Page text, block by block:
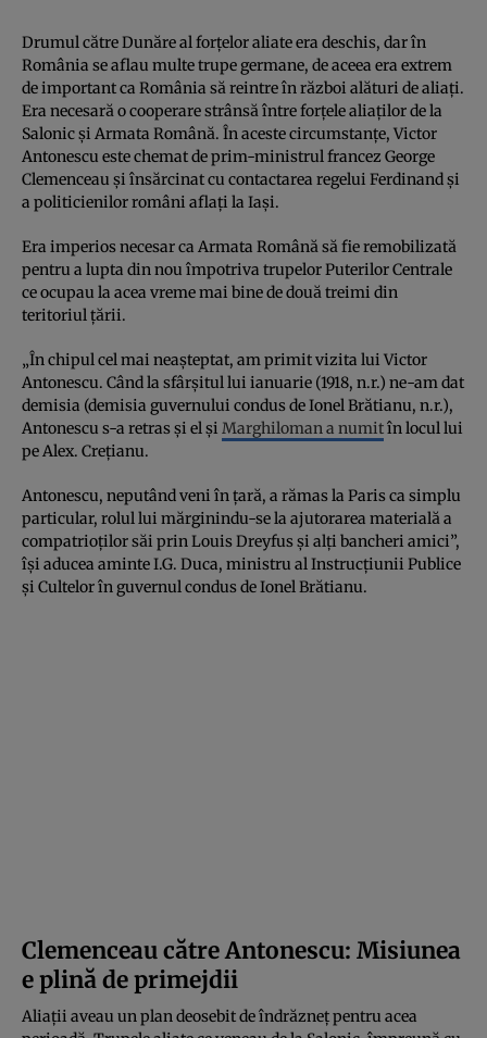
Drumul către Dunăre al forțelor aliate era deschis, dar în
România se aflau multe trupe germane, de aceea era extrem
de important ca România să reintre în război alături de aliați.
Era necesară o cooperare strânsă între forțele aliaților de la
Salonic și Armata Română. În aceste circumstanțe, Victor
Antonescu este chemat de prim-ministrul francez George
Clemenceau și însărcinat cu contactarea regelui Ferdinand și
a politicienilor români aflați la Iași.
Era imperios necesar ca Armata Română să fie remobilizată
pentru a lupta din nou împotriva trupelor Puterilor Centrale
ce ocupau la acea vreme mai bine de două treimi din
teritoriul țării.
„În chipul cel mai neașteptat, am primit vizita lui Victor
Antonescu. Când la sfârşitul lui ianuarie (1918, n.r.) ne-am dat
demisia (demisia guvernului condus de Ionel Brătianu, n.r.),
Antonescu s-a retras şi el şi Marghiloman a numitîn locul lui
pe Alex. Creţianu.
Antonescu, neputând veni în țară, a rămas la Paris ca simplu
particular, rolul lui mărginindu-se la ajutorarea materială a
compatrioților săi prin Louis Dreyfus şi alţi bancheri amici”,
își aducea aminte I.G. Duca, ministru al Instrucțiunii Publice
și Cultelor în guvernul condus de Ionel Brătianu.
Clemenceau către Antonescu: Misiunea
e plină de primejdii
Aliații aveau un plan deosebit de îndrăzneț pentru acea